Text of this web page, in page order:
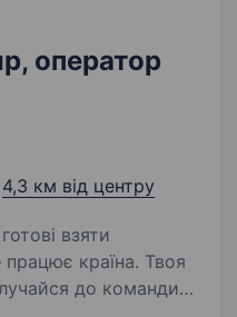
оператор
4,3 км від центру
взяти
до команди